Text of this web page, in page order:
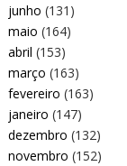
junho (131)
maio (164)
abril (153)
março (163)
fevereiro (163)
janeiro (147)
dezembro (132)
novembro (152)